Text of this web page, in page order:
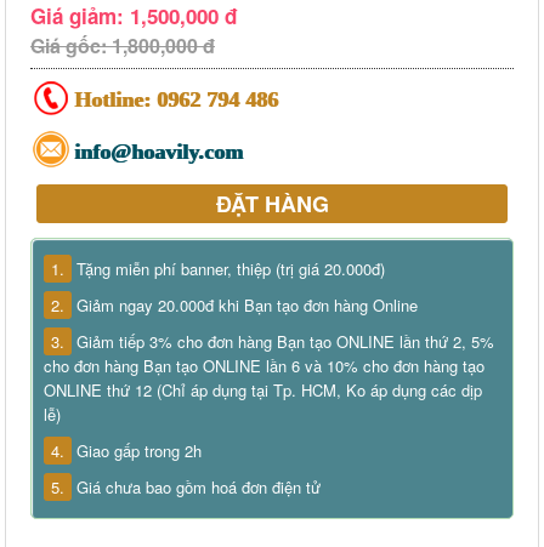
Giá giảm: 1,500,000 đ
Giá gốc: 1,800,000 đ
Hotline: 0962 794 486
info@hoavily.com
ĐẶT HÀNG
1. Tặng miễn phí banner, thiệp (trị giá 20.000đ)
2. Giảm ngay 20.000đ khi Bạn tạo đơn hàng Online
3. Giảm tiếp 3% cho đơn hàng Bạn tạo ONLINE lần thứ 2, 5%
cho đơn hàng Bạn tạo ONLINE lần 6 và 10% cho đơn hàng tạo
ONLINE thứ 12 (Chỉ áp dụng tại Tp. HCM, Ko áp dụng các dịp
lễ)
4. Giao gấp trong 2h
5. Giá chưa bao gồm hoá đơn điện tử